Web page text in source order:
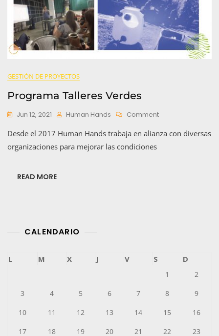
GESTIÓN DE PROYECTOS
Programa Talleres Verdes
Jun 12, 2021 Human Hands CommentOn
Talleres
Desde el 2017 Human Hands trabaja en alianza con diversas
organizaciones para mejorar las condiciones
READ MORE
CALENDARIO
L M X J V S D
1 2
3 4 5 6 7 8 9
10 11 12 13 14 15 16
17 18 19 20 21 22 23